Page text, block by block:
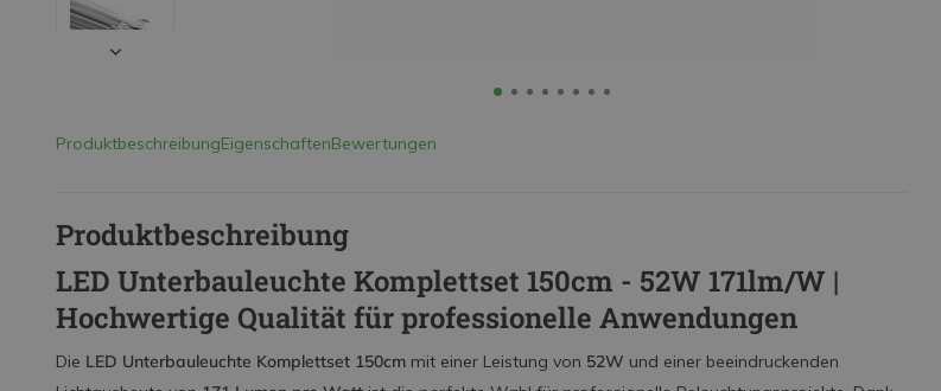
ProduktbeschreibungEigenschaftenBewertungen
Produktbeschreibung
LED Unterbauleuchte Komplettset 150cm - 52W 171lm/W |
Hochwertige Qualität für professionelle Anwendungen
Die LED Unterbauleuchte Komplettset 150cm mit einer Leistung von 52W und einer beeindruckenden